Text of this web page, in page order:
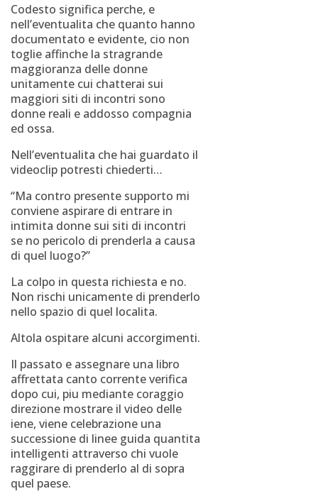
Codesto significa perche, e
nell’eventualita che quanto hanno
documentato e evidente, cio non
toglie affinche la stragrande
maggioranza delle donne
unitamente cui chatterai sui
maggiori siti di incontri sono
donne reali e addosso compagnia
ed ossa.
Nell’eventualita che hai guardato il
videoclip potresti chiederti…
“Ma contro presente supporto mi
conviene aspirare di entrare in
intimita donne sui siti di incontri
se no pericolo di prenderla a causa
di quel luogo?”
La colpo in questa richiesta e no.
Non rischi unicamente di prenderlo
nello spazio di quel localita.
Altola ospitare alcuni accorgimenti.
Il passato e assegnare una libro
affrettata canto corrente verifica
dopo cui, piu mediante coraggio
direzione mostrare il video delle
iene, viene celebrazione una
successione di linee guida quantita
intelligenti attraverso chi vuole
raggirare di prenderlo al di sopra
quel paese.